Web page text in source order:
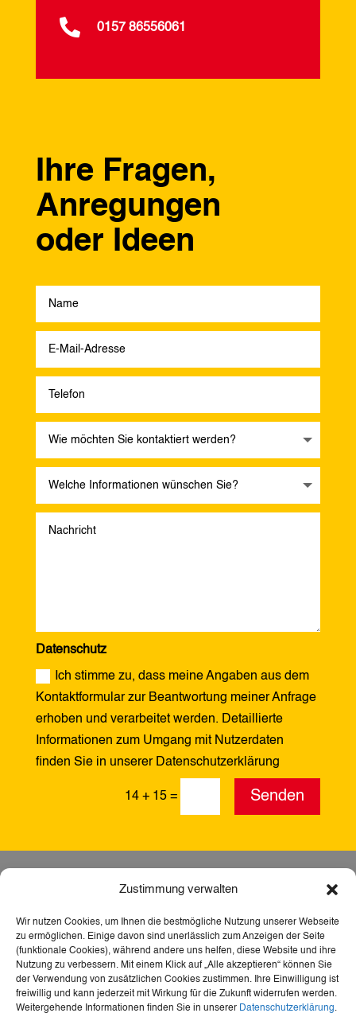
Zustimmung verwalten
Wir nutzen Cookies, um Ihnen die bestmögliche Nutzung unserer Webseite
zu ermöglichen. Einige davon sind unerlässlich zum Anzeigen der Seite
(funktionale Cookies), während andere uns helfen, diese Website und ihre
Nutzung zu verbessern. Mit einem Klick auf „Alle akzeptieren“ können Sie
der Verwendung von zusätzlichen Cookies zustimmen. Ihre Einwilligung ist
freiwillig und kann jederzeit mit Wirkung für die Zukunft widerrufen werden.
Weitergehende Informationen finden Sie in unserer Datenschutzerklärung.
 0157 86556061
Ihre Fragen,
Anregungen
oder Ideen
Datenschutz
Ich stimme zu, dass meine Angaben aus dem
Kontaktformular zur Beantwortung meiner Anfrage
erhoben und verarbeitet werden. Detaillierte
Informationen zum Umgang mit Nutzerdaten
finden Sie in unserer Datenschutzerklärung
14 + 15 = Senden